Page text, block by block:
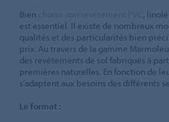
Bien
,
est essentiel. Il existe de nombreux
qualités et des particularités bien
prix. Au travers de la gamme
des revêtements de sol fabriqués à
premières naturelles. En fonction de
s’adaptent aux besoins des différents
Le format :